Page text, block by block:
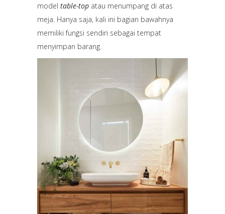
model table-top atau menumpang di atas
meja. Hanya saja, kali ini bagian bawahnya
memiliki fungsi sendiri sebagai tempat
menyimpan barang.